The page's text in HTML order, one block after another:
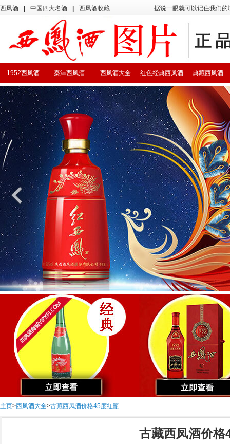
西凤酒 中国四大名酒 西凤酒收藏 据说一眼就可以记住我们
典藏西凤酒
红色经典西凤酒
西凤酒大全
秦沣西凤酒
1952西凤酒
主页>西凤酒大全>古藏西凤酒价格45度红瓶
古藏西凤酒价格